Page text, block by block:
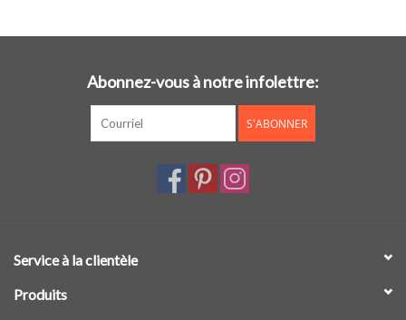
Abonnez-vous à notre infolettre:
S'ABONNER
Service à la clientèle
Produits